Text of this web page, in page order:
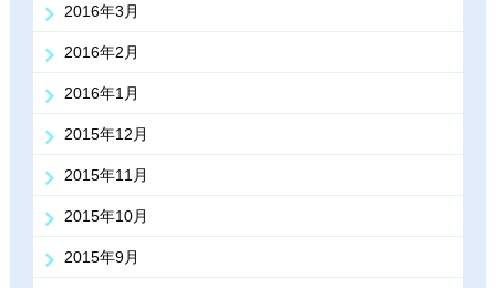
2016年3月
2016年2月
2016年1月
2015年12月
2015年11月
2015年10月
2015年9月